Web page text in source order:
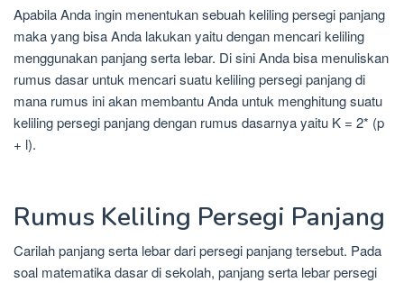
Apabila Anda ingin menentukan sebuah keliling persegi panjang
maka yang bisa Anda lakukan yaitu dengan mencari keliling
menggunakan panjang serta lebar. Di sini Anda bisa menuliskan
rumus dasar untuk mencari suatu keliling persegi panjang di
mana rumus ini akan membantu Anda untuk menghitung suatu
keliling persegi panjang dengan rumus dasarnya yaitu K = 2* (p
+ l).
Rumus Keliling Persegi Panjang
Carilah panjang serta lebar dari persegi panjang tersebut. Pada
soal matematika dasar di sekolah, panjang serta lebar persegi